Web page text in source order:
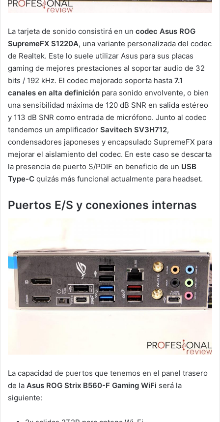
La tarjeta de sonido consistirá en un codec Asus ROG
SupremeFX S1220A, una variante personalizada del codec
de Realtek. Este lo suele utilizar Asus para sus placas
gaming de mejores prestaciones al soportar audio de 32
bits / 192 kHz. El codec mejorado soporta hasta 7.1
canales en alta definición para sonido envolvente, o bien
una sensibilidad máxima de 120 dB SNR en salida estéreo
y 113 dB SNR como entrada de micrófono. Junto al codec
tendemos un amplificador Savitech SV3H712,
condensadores japoneses y encapsulado SupremeFX para
mejorar el aislamiento del codec. En este caso se descarta
la presencia de puerto S/PDIF en beneficio de un USB
Type-C quizás más funcional actualmente para headset.
Puertos E/S y conexiones internas
La capacidad de puertos que tenemos en el panel trasero
de la Asus ROG Strix B560-F Gaming WiFi será la
siguiente: